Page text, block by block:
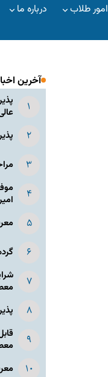
امور طلاب درباره ما
آخرین